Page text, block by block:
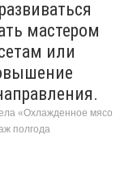
мастером
или
«Охлажденное мясо
полгода